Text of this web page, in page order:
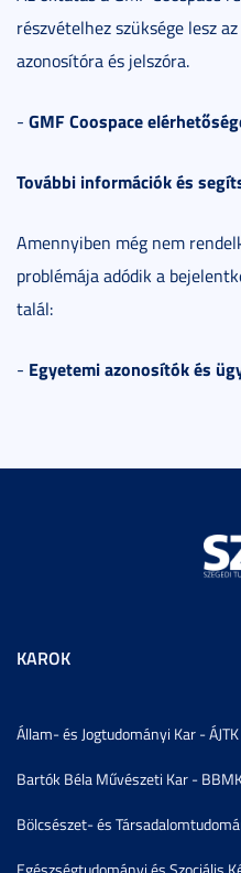
részvételhez szüksége lesz
azonosítóra és jelszóra.
- GMFCoospace
További információk és
Amennyiben még nem
problémája adódik a
talál:
- Egyetemi azonosítók és
KAROK
Állam- és Jogtudományi Kar - ÁJTK
Bartók Béla Művészeti Kar -
Bölcsészet- és